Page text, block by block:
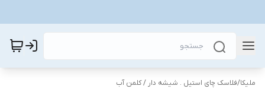
ملیکا/فلاسک چای استیل . شیشه دار / کلمن آب